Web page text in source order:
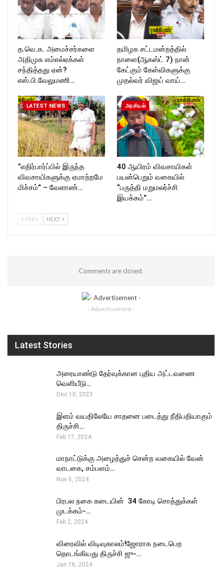
த.வெ.க. அமைச்சர்களை
அதிமுக எம்எல்ஏக்கள்
சந்தித்தது ஏன்?
எஸ்.பி.வேலுமணி…
தமிழக சட்டமன்றத்தில்
நாளை(ஆகஸ்ட் 7) நான்
கேட்கும் கேள்விகளுக்கு
முதல்வர் விஜய் வாய்…
LATEST NEWS
“எதிர்பார்ப்பில் இருந்த
விவசாயிகளுக்கு ஏமாற்றமே
மிச்சம்” – வேளாண்…
அரசியல்
40 ஆயிரம் விவசாயிகள்
பயன்பெறும் வகையில்
“பருத்தி மறுமலர்ச்சி
இயக்கம்”…
PREV NEXT
Comments are closed.
- Advertisement -
Latest Stories
அரையாண்டு தேர்வுக்கான புதிய அட்டவணை
வெளியீடு…
Dec 10, 2023
இளம் வயதிலேயே சாதனை படைத்து நீதிபதியாகும்
திருச்சி…
Feb 17, 2024
மாநாட்டுக்கு அழைத்துச் சென்ற வகையில் வேன்
வாடகை, சம்பளம்…
Nov 6, 2024
பிரபல நகை கடையின் ₹ 34 கோடி சொத்துக்கள்
முடக்கம்-…
Feb 2, 2024
விரைவில் விடிவுகாலம்!ஜோராக நடைபெற
தொடங்கியது திருச்சி ஜு-…
Jan 16, 2024